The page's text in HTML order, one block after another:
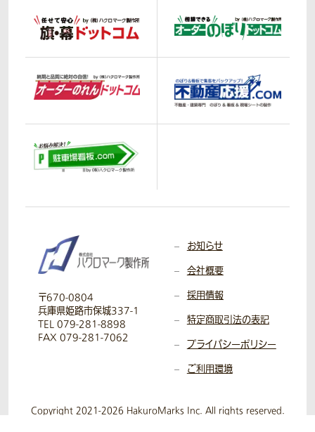
〒670-0804
兵庫県姫路市保城337-1
TEL 079-281-8898
FAX 079-281-7062
お知らせ
会社概要
採用情報
特定商取引法の表記
プライバシーポリシー
ご利用環境
Copyright 2021-2026 HakuroMarks Inc. All rights reserved.